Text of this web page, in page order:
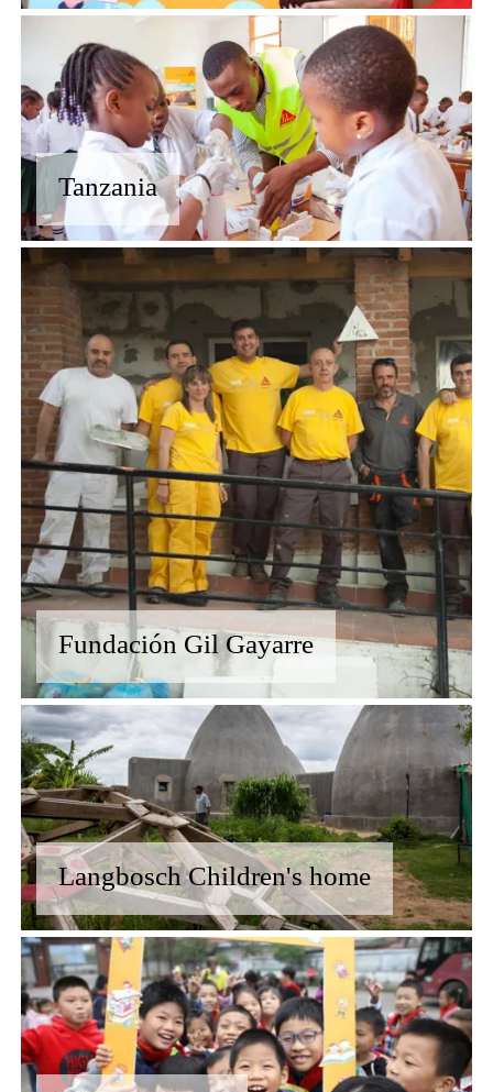
Tanzania
Fundación Gil Gayarre
Langbosch Children's home